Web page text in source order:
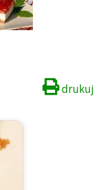
drukuj